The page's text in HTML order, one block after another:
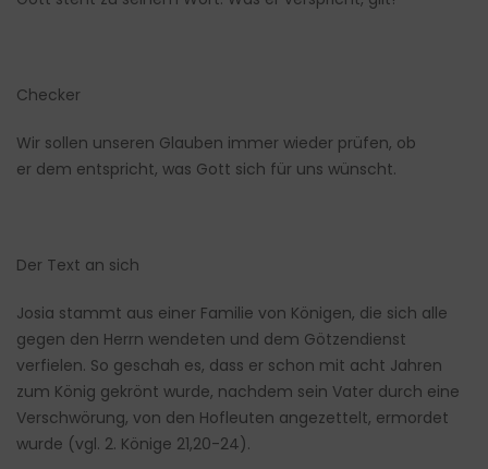
Checker
Wir sollen unseren Glauben immer wieder prüfen, ob
er dem entspricht, was Gott sich für uns wünscht.
Der Text an sich
Josia stammt aus einer Familie von Königen, die sich alle
gegen den Herrn wendeten und dem Götzendienst
verfielen. So geschah es, dass er schon mit acht Jahren
zum König gekrönt wurde, nachdem sein Vater durch eine
Verschwörung, von den Hofleuten angezettelt, ermordet
wurde (vgl. 2. Könige 21,20-24).